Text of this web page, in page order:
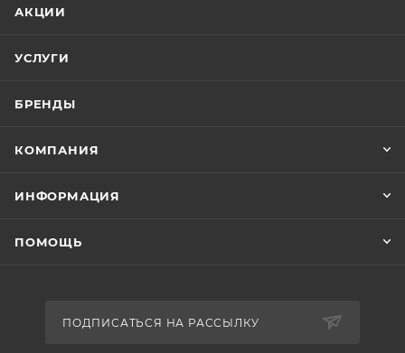
АКЦИИ
УСЛУГИ
БРЕНДЫ
КОМПАНИЯ
ИНФОРМАЦИЯ
ПОМОЩЬ
ПОДПИСАТЬСЯ НА РАССЫЛКУ